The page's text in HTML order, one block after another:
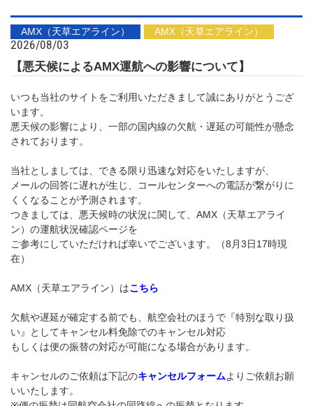
AMX（天草エアライン） AMX（天草エアライン）
2026/08/03
【悪天候によるAMX運航への影響について】
いつも当社のサイトをご利用いただきまして誠にありがとうござ
います。
悪天候の影響により、一部の国内線の欠航・遅延の可能性が懸念
されております。
当社としましては、できる限り迅速な対応をいたしますが、
メールの回答に遅れが生じ、コールセンターへの電話が繋がりに
くくなることが予測されます。
つきましては、悪天候時の状況に関して、 AMX（天草エアライ
ン） の運航状況確認ページを
ご参考にしていただければ幸いでございます。（8月3日17時現
在）
AMX（天草エアライン）はこちら
欠航や遅延が確定する前でも、航空会社のほうで『特別な取り扱
い』としてキャンセル料免除でのキャンセル対応
もしくは便の振替の対応が可能になる場合があります。
キャンセルのご依頼は下記のキャンセルフォームよりご依頼お願
いいたします。